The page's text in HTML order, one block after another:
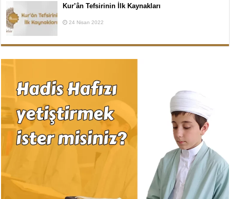
Kur’ân Tefsirinin İlk Kaynakları
24 Nisan 2022